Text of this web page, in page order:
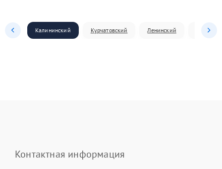
Калининский Курчатовский Ленинский
Контактная информация